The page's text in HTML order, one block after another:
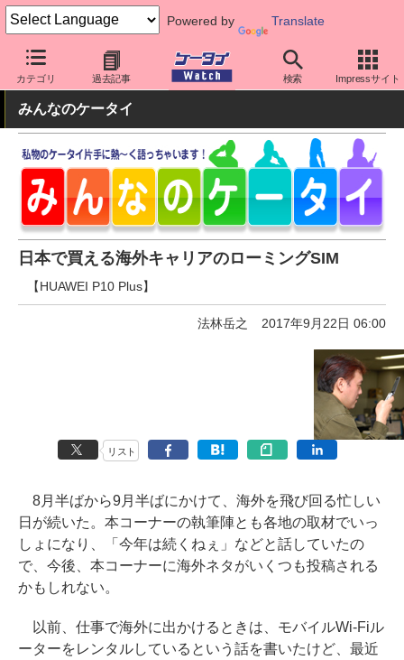
Powered by Translate
カテゴリ 過去記事 検索 Impressサイト
ケータイ Watch OS Android ファーウェイ
みんなのケータイ
日本で買える海外キャリアのローミングSIM
【HUAWEI P10 Plus】
法林岳之 2017年9月22日 06:00
リスト
8月半ばから9月半ばにかけて、海外を飛び回る忙しい
日が続いた。本コーナーの執筆陣とも各地の取材でいっ
しょになり、「今年は続くねぇ」などと話していたの
で、今後、本コーナーに海外ネタがいくつも投稿される
かもしれない。
以前、仕事で海外に出かけるときは、モバイルWi-Fiル
ーターをレンタルしているという話を書いたけど、最近